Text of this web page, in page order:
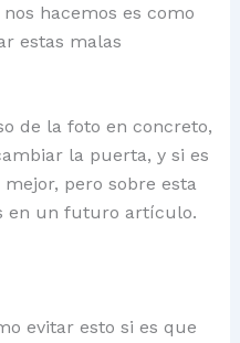
hacemos es como
estas malas
de la foto en concreto,
la puerta, y si es
pero sobre esta
en un futuro artículo.
evitar esto si es que